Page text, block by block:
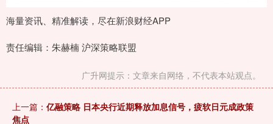
海量资讯、精准解读，尽在新浪财经APP
责任编辑：朱赫楠 沪深策略联盟
广升网提示：文章来自网络，不代表本站观点。
上一篇： 亿融策略 日本央行近期释放加息信号，疲软日元成政策
焦点